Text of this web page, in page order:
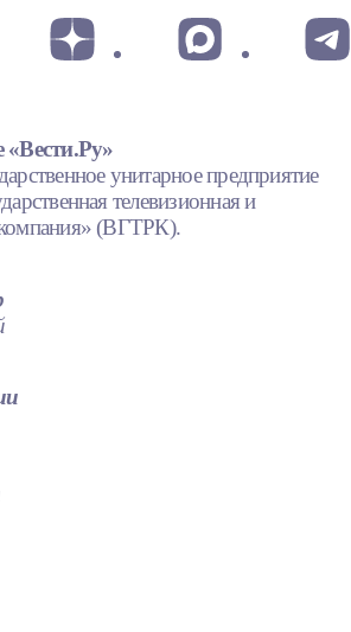
«Вести.Ру»
унитарное предприятие
телевизионная и
(ВГТРК).